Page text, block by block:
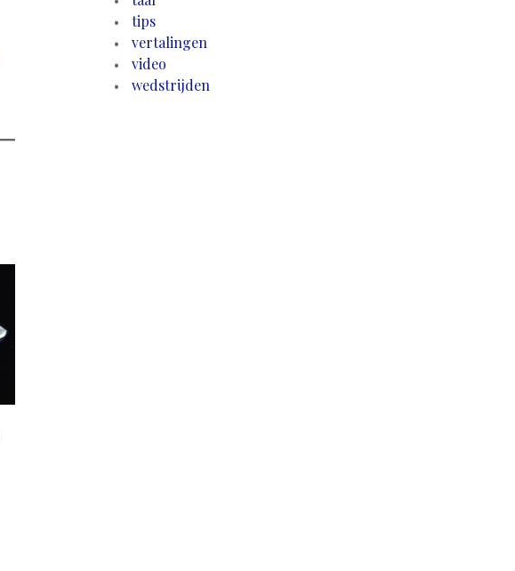
tips
vertalingen
video
wedstrijden